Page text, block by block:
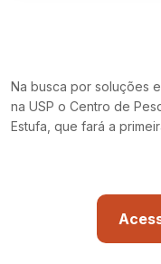
Na busca por soluções
na USP o Centro de
Estufa, que fará a